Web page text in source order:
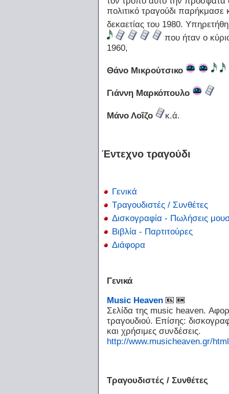
πολιτικό τραγούδι παρήκμασε
δεκαετίας του 1980.
που ήταν ο
1960,
Θάνο Μικρούτσικο
Γιάννη Μαρκόπουλο
Μάνο Λοΐζο κ.ά.
Έντεχνο τραγούδι
Γενικά
Τραγουδιστές / Συνθέτες
Δισκογραφία - Πωλήσεις
Βιβλία - Παρτιτούρες
Διάφορα
Γενικά
Music Heaven
Σελίδα της music heaven.
τραγουδιού. Επίσης:
και χρήσιμες συνδέσεις.
http://www.musicheaven.gr/
Τραγουδιστές / Συνθέτες